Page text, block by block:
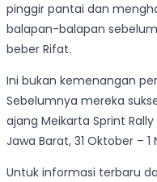
pinggir pantai dan
balapan-balapan
beber Rifat.
Ini bukan kemenangan
Sebelumnya mereka
ajang Meikarta Sprint
Jawa Barat, 31 Oktober –
Untuk informasi terbaru